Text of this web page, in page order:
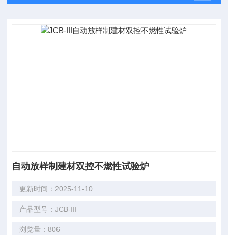
自动放样制建材双控不燃性试验炉
更新时间：2025-11-10
产品型号：JCB-III
浏览量：806